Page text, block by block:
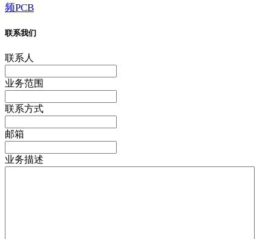
频PCB
联系我们
联系人
业务范围
联系方式
邮箱
业务描述